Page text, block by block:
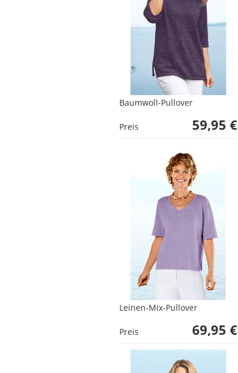
Baumwoll-Pullover
Preis 59,95 €
Leinen-Mix-Pullover
Preis 69,95 €